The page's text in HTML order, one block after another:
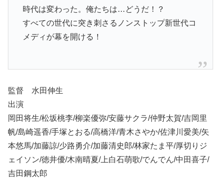
時代は変わった。俺たちは…どうだ！？
すべての世代に突き刺さるノンストップ新世代コ
メディが幕を開ける！
監督 水田伸生
出演
岡田将生/松坂桃李/柳楽優弥/安藤サクラ/仲野太賀/吉岡里
帆/島崎遥香/手塚とおる/高橋洋/青木さやか/佐津川愛美/矢
本悠馬/加藤諒/少路勇介/加藤清史郎/林家たま平/厚切りジ
ェイソン/徳井優/木南晴夏/上白石萌歌/でんでん/中田喜子/
吉田鋼太郎